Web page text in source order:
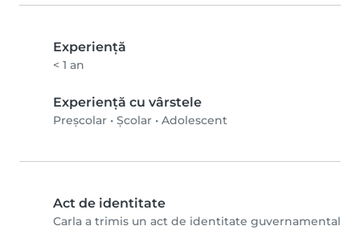
Experienţă
< 1 an
Experiență cu vârstele
Preșcolar • Școlar • Adolescent
Act de identitate
Carla a trimis un act de identitate guvernamental